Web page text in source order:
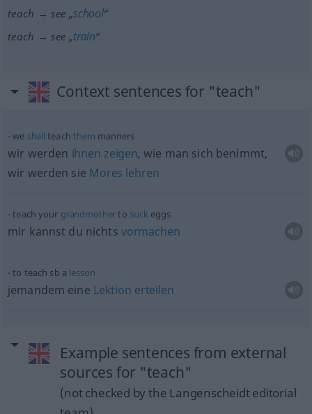
teach → see „school“
teach → see „train“
Context sentences for "teach"
we shall teach them manners
wir werden ihnen zeigen, wie man sich benimmt,
wir werden sie Mores lehren
teach your grandmotherto suckeggs
mir kannst du nichts vormachen
to teach sb a lesson
jemandem eine Lektion erteilen
Example sentences from external
sources for "teach"
(not checked by the Langenscheidt editorial